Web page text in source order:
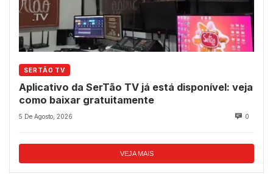
SERTÃO TV
Aplicativo da SerTão TV já está disponível: veja
como baixar gratuitamente
5 De Agosto, 2026 0
VEJA MAIS